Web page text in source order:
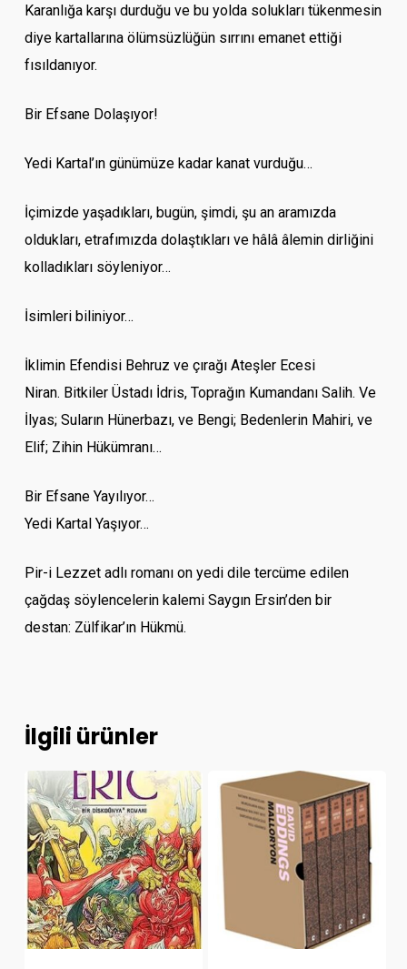
Karanlığa karşı durduğu ve bu yolda solukları tükenmesin
diye kartallarına ölümsüzlüğün sırrını emanet ettiği
fısıldanıyor.
Bir Efsane Dolaşıyor!
Yedi Kartal’ın günümüze kadar kanat vurduğu…
İçimizde yaşadıkları, bugün, şimdi, şu an aramızda
oldukları, etrafımızda dolaştıkları ve hâlâ âlemin dirliğini
kolladıkları söyleniyor…
İsimleri biliniyor…
İklimin Efendisi Behruz ve çırağı Ateşler Ecesi
Niran. Bitkiler Üstadı İdris, Toprağın Kumandanı Salih. Ve
İlyas; Suların Hünerbazı, ve Bengi; Bedenlerin Mahiri, ve
Elif; Zihin Hükümranı…
Bir Efsane Yayılıyor…
Yedi Kartal Yaşıyor…
Pir-i Lezzet adlı romanı on yedi dile tercüme edilen
çağdaş söylencelerin kalemi Saygın Ersin’den bir
destan: Zülfikar’ın Hükmü.
İlgili ürünler